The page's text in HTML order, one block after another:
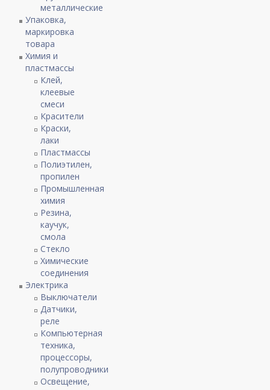
металлические
Упаковка,
маркировка
товара
Химия и
пластмассы
Клей,
клеевые
смеси
Красители
Краски,
лаки
Пластмассы
Полиэтилен,
пропилен
Промышленная
химия
Резина,
каучук,
смола
Стекло
Химические
соединения
Электрика
Выключатели
Датчики,
реле
Компьютерная
техника,
процессоры,
полупроводники
Освещение,